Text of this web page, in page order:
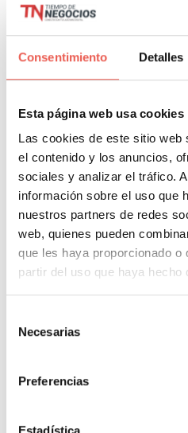
Consentimiento Detalles
Esta página web usa cookies
Las cookies de este sitio web
el contenido y los anuncios,
sociales y analizar el tráfico.
información sobre el uso que
nuestros partners de redes
web, quienes pueden
que les haya proporcionado o
partir del uso que haya hecho
Necesarias
Preferencias
Estadística
El profesorado es
debe ser interactivo y
profesorado debe estar
debe estar compuesto por
consultores y líderes
Se buscan perfiles de
negocios, es decir que
sector empresarial o
materias que imparten.
capaces de transmitir su
6. Bolsa de
prácticas